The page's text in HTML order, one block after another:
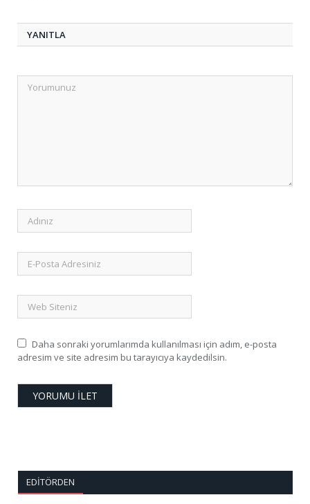
YANITLA
Daha sonraki yorumlarımda kullanılması için adım, e-posta
adresim ve site adresim bu tarayıcıya kaydedilsin.
EDITÖRDEN